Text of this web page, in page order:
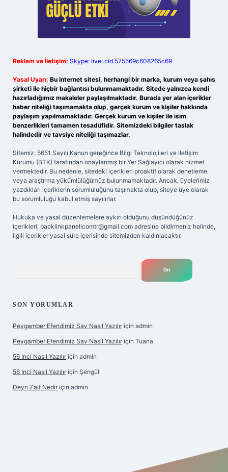
Reklam ve İletişim: Skype: live:.cid.575569c608265c69
Yasal Uyarı: Bu internet sitesi, herhangi bir marka, kurum veya şahıs
şirketi ile hiçbir bağlantısı bulunmamaktadır. Sitede yalnızca kendi
hazırladığımız makaleler paylaşılmaktadır. Burada yer alan içerikler
haber niteliği taşımamakta olup, gerçek kurum ve kişiler hakkında
paylaşım yapılmamaktadır. Gerçek kurum ve kişiler ile isim
benzerlikleri tamamen tesadüfidir. Sitemizdeki bilgiler taslak
halindedir ve tavsiye niteliği taşımazlar.
Sitemiz, 5651 Sayılı Kanun gereğince Bilgi Teknolojileri ve İletişim
Kurumu (BTK) tarafından onaylanmış bir Yer Sağlayıcı olarak hizmet
vermektedir. Bu nedenle, sitedeki içerikleri proaktif olarak denetleme
veya araştırma yükümlülüğümüz bulunmamaktadır. Ancak, üyelerimiz
yazdıkları içeriklerin sorumluluğunu taşımakta olup, siteye üye olarak
bu sorumluluğu kabul etmiş sayılırlar.
Hukuka ve yasal düzenlemelere aykırı olduğunu düşündüğünüz
içerikleri, backlinkpanelicomtr@gmail.com adresine bildirmeniz halinde,
ilgili içerikler yasal süre içerisinde sitemizden kaldırılacaktır.
SON YORUMLAR
Peygamber Efendimiz Sav Nasıl Yazılır için admin
Peygamber Efendimiz Sav Nasıl Yazılır için Tuana
56 Inci Nasıl Yazılır için admin
56 Inci Nasıl Yazılır için Şengül
Deyn Zaif Nedir için admin